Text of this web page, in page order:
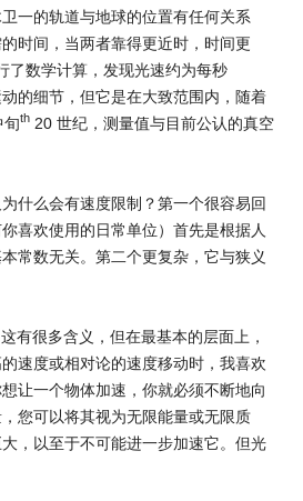
一的轨道与地球的位置有任何关系
时间，当两者靠得更近时，时间更
了数学计算，发现光速约为每秒
的细节，但它是在大致范围内，随着
旬th20 世纪，测量值与目前公认的真空
什么会有速度限制？第一个很容易回
喜欢使用的日常单位）首先是根据人
数无关。第二个更复杂，它与狭义
有很多含义，但在最基本的层面上，
速度或相对论的速度移动时，我喜欢
让一个物体加速，你就必须不断地向
您可以将其视为无限能量或无限质
，以至于不可能进一步加速它。但光